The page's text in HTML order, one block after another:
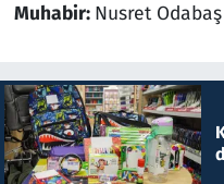
Muhabir: Nusret Odabaş